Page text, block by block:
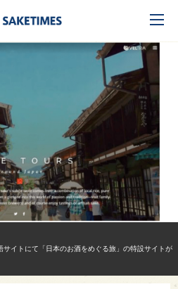
イトにて「日本のお酒をめぐる旅」の特設サイトが